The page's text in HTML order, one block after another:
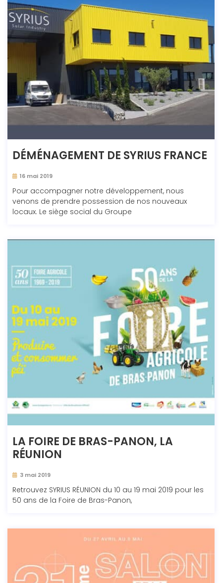
DÉMÉNAGEMENT DE SYRIUS FRANCE
16 mai 2019
Pour accompagner notre développement, nous
venons de prendre possession de nos nouveaux
locaux. Le siège social du Groupe
LA FOIRE DE BRAS-PANON, LA
RÉUNION
3 mai 2019
Retrouvez SYRIUS RÉUNION du 10 au 19 mai 2019 pour les
50 ans de la Foire de Bras-Panon,